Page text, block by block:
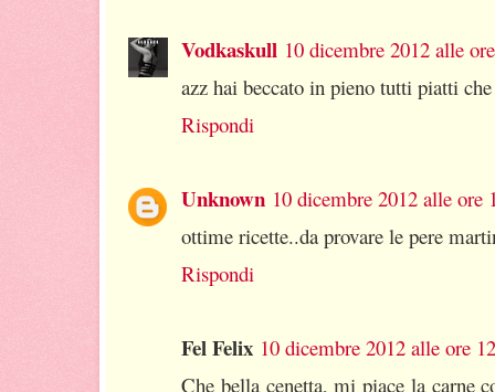
Vodkaskull 10 dicembre 2012 alle
azz hai beccato in pieno tutti piatti
Rispondi
Unknown 10 dicembre 2012 alle ore
ottime ricette..da provare le pere
Rispondi
Fel Felix 10 dicembre 2012 alle ore
Che bella cenetta, mi piace la carne